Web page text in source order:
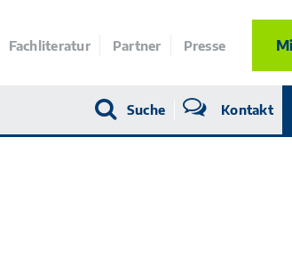
Fachliteratur Partner Presse
Suche Kontakt